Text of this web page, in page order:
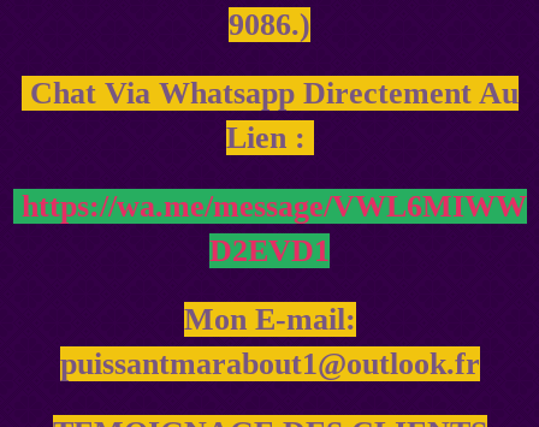
9086.)
Chat Via Whatsapp Directement Au
Lien :
https://wa.me/message/VWL6MIWW
D2EVD1
Mon E-mail:
puissantmarabout1@outlook.fr